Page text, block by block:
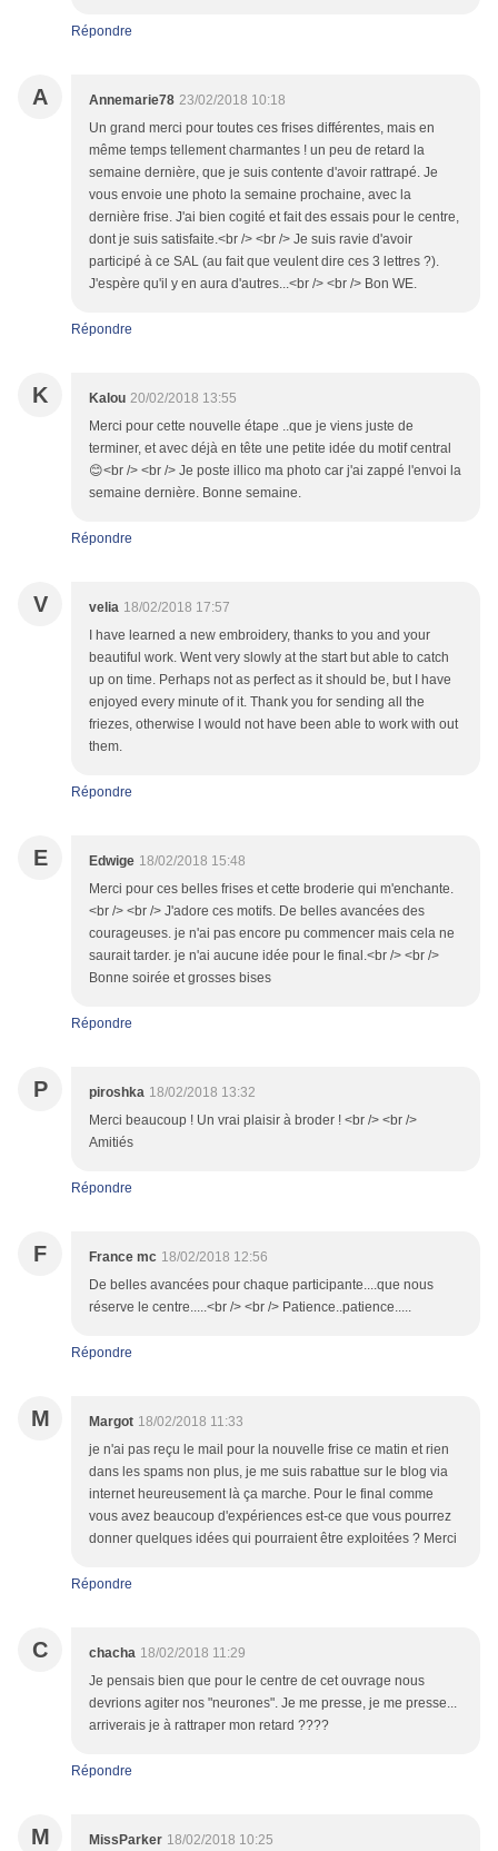
Répondre
A Annemarie78 23/02/2018 10:18
Un grand merci pour toutes ces frises différentes, mais en
même temps tellement charmantes ! un peu de retard la
semaine dernière, que je suis contente d'avoir rattrapé. Je
vous envoie une photo la semaine prochaine, avec la
dernière frise. J'ai bien cogité et fait des essais pour le centre,
dont je suis satisfaite.<br /> <br /> Je suis ravie d'avoir
participé à ce SAL (au fait que veulent dire ces 3 lettres ?).
J'espère qu'il y en aura d'autres...<br /> <br /> Bon WE.
Répondre
K Kalou 20/02/2018 13:55
Merci pour cette nouvelle étape ..que je viens juste de
terminer, et avec déjà en tête une petite idée du motif central
😊<br /> <br /> Je poste illico ma photo car j'ai zappé l'envoi la
semaine dernière. Bonne semaine.
Répondre
V velia 18/02/2018 17:57
I have learned a new embroidery, thanks to you and your
beautiful work. Went very slowly at the start but able to catch
up on time. Perhaps not as perfect as it should be, but I have
enjoyed every minute of it. Thank you for sending all the
friezes, otherwise I would not have been able to work with out
them.
Répondre
E Edwige 18/02/2018 15:48
Merci pour ces belles frises et cette broderie qui m'enchante.
<br /> <br /> J'adore ces motifs. De belles avancées des
courageuses. je n'ai pas encore pu commencer mais cela ne
saurait tarder. je n'ai aucune idée pour le final.<br /> <br />
Bonne soirée et grosses bises
Répondre
P piroshka 18/02/2018 13:32
Merci beaucoup ! Un vrai plaisir à broder ! <br /> <br />
Amitiés
Répondre
F France mc 18/02/2018 12:56
De belles avancées pour chaque participante....que nous
réserve le centre.....<br /> <br /> Patience..patience.....
Répondre
M Margot 18/02/2018 11:33
je n'ai pas reçu le mail pour la nouvelle frise ce matin et rien
dans les spams non plus, je me suis rabattue sur le blog via
internet heureusement là ça marche. Pour le final comme
vous avez beaucoup d'expériences est-ce que vous pourrez
donner quelques idées qui pourraient être exploitées ? Merci
Répondre
C chacha 18/02/2018 11:29
Je pensais bien que pour le centre de cet ouvrage nous
devrions agiter nos "neurones". Je me presse, je me presse...
arriverais je à rattraper mon retard ????
Répondre
M MissParker 18/02/2018 10:25